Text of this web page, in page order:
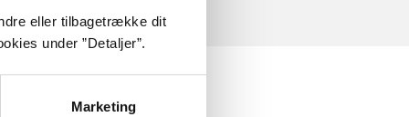
eller tilbagetrække dit
under ”Detaljer”.
Marketing